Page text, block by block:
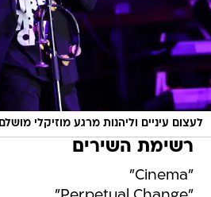
לעצום עיניים וליהנות מרגע מוזיקלי מושלם
רשימת השירים
"Cinema"